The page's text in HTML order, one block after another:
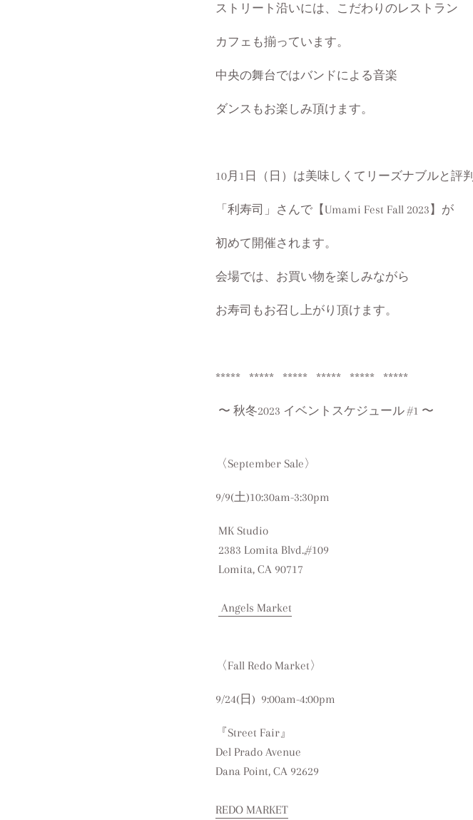
ストリート沿いには、こだわりのレストラン
カフェも揃っています。
中央の舞台ではバンドによる音楽
ダンスもお楽しみ頂けます。
10月1日（日）は美味しくてリーズナブルと評判
「利寿司」さんで【Umami Fest Fall 2023】が
初めて開催されます。
会場では、お買い物を楽しみながら
お寿司もお召し上がり頂けます。
***** ***** ***** ***** ***** *****
〜 秋冬2023 イベントスケジュール #1 〜
〈September Sale〉
9/9(土)10:30am-3:30pm
MK Studio
2383 Lomita Blvd.,#109
Lomita, CA 90717
Angels Market
〈Fall Redo Market〉
9/24(日) 9:00am-4:00pm
『Street Fair』
Del Prado Avenue
Dana Point, CA 92629
REDO MARKET